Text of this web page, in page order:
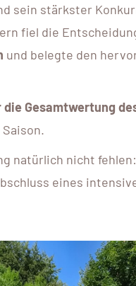
sein stärkster
fiel die
und belegte den
Gesamtwertung
natürlich nicht fehlen:
eines